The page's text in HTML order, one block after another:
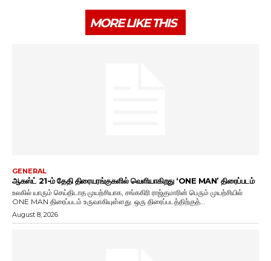
MORE LIKE THIS
GENERAL
ஆகஸ்ட் 21-ம் தேதி திரையரங்குகளில் வெளியாகிறது ‘ONE MAN’ திரைப்படம்
உலகில் யாரும் செய்திடாத முயற்சியாக, சங்ககிரி ராஜ்குமாரின் பெரும் முயற்சியில்
ONE MAN திரைப்படம் உருவாகியுள்ளது. ஒரு திரைப்படத்திற்குத்...
August 8, 2026